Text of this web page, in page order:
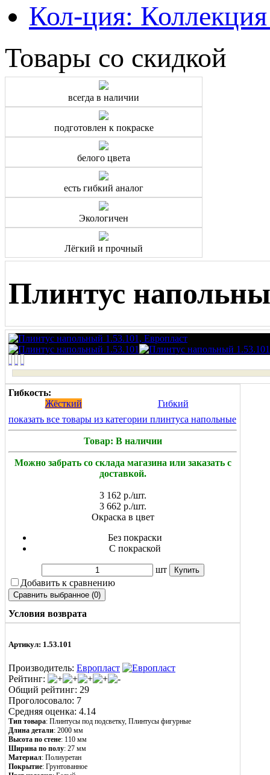
Кол-ция:
Товары со скидкой
всегда в наличии
подготовлен к покраске
белого цвета
есть гибкий аналог
Экологичен
Лёгкий и прочный
Плинтус
Гибкость:
Жёсткий
Гибкий
показать все товары из категории плинтуса напольные
Товар: В наличии
Можно забрать со склада магазина или заказать с
доставкой.
3 162 р./шт.
3 662 р./шт.
Окраска в цвет
Без покраски
С покраской
шт
Добавить к сравнению
Условия возврата
Артикул: 1.53.101
Производитель: Европласт
Рейтинг:
Общий рейтинг: 29
Проголосовало: 7
Средняя оценка: 4.14
Тип товара: Плинтусы под подсветку, Плинтусы фигурные
Длина детали: 2000 мм
Высота по стене: 110 мм
Ширина по полу: 27 мм
Материал: Полиуретан
Покрытие: Грунтованное